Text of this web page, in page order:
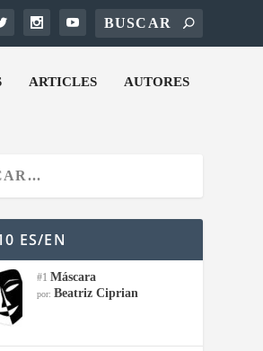
ARTICLES AUTORES
ES/EN
#1Máscara
por: Beatriz Ciprian